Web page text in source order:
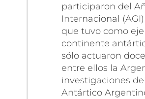
participaron del
Internacional (AGI)
que tuvo como
continente
sólo actuaron
entre ellos la
investigaciones
Antártico